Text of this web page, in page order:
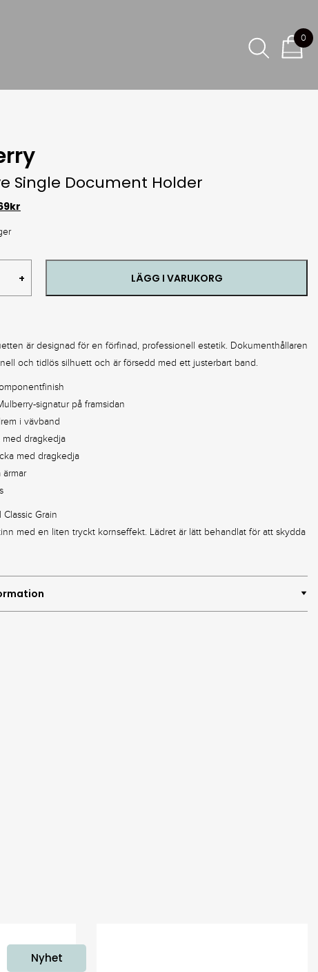
Single Document Holder
kr
LÄGG I VARUKORG
är designad för en förfinad, professionell estetik. Dokumenthållaren
och tidlös silhuett och är försedd med ett justerbart band.
signatur på framsidan
i vävband
med dragkedja
med dragkedja
Classic Grain
med en liten tryckt kornseffekt. Lädret är lätt behandlat för att skydda
Nyhet
0